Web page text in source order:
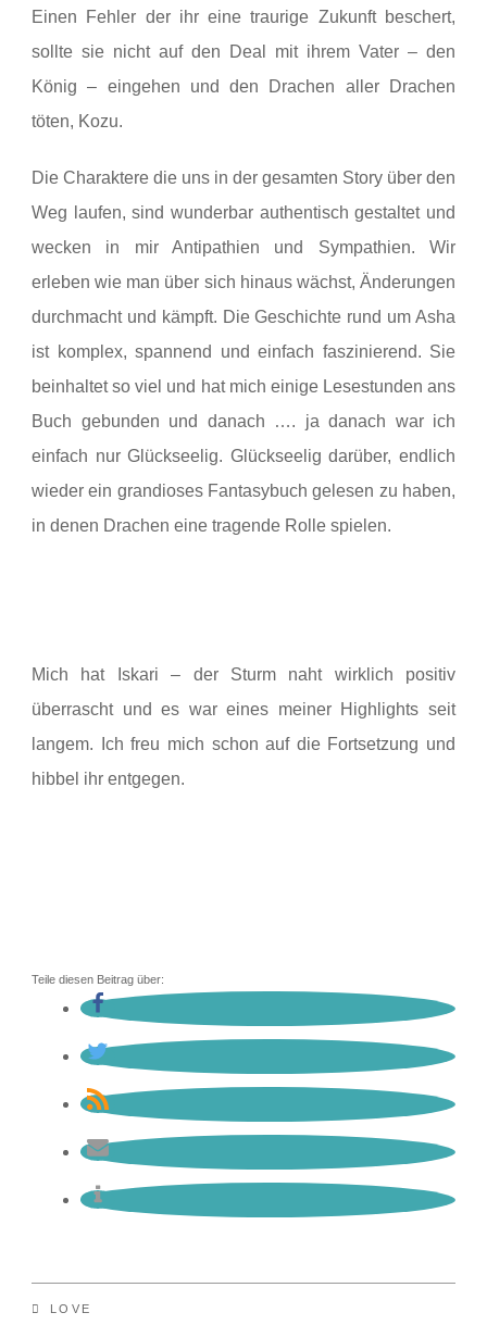
Einen Fehler der ihr eine traurige Zukunft beschert,
sollte sie nicht auf den Deal mit ihrem Vater – den
König – eingehen und den Drachen aller Drachen
töten, Kozu.
Die Charaktere die uns in der gesamten Story über den
Weg laufen, sind wunderbar authentisch gestaltet und
wecken in mir Antipathien und Sympathien. Wir
erleben wie man über sich hinaus wächst, Änderungen
durchmacht und kämpft. Die Geschichte rund um Asha
ist komplex, spannend und einfach faszinierend. Sie
beinhaltet so viel und hat mich einige Lesestunden ans
Buch gebunden und danach …. ja danach war ich
einfach nur Glückseelig. Glückseelig darüber, endlich
wieder ein grandioses Fantasybuch gelesen zu haben,
in denen Drachen eine tragende Rolle spielen.
Mich hat Iskari – der Sturm naht wirklich positiv
überrascht und es war eines meiner Highlights seit
langem. Ich freu mich schon auf die Fortsetzung und
hibbel ihr entgegen.
Teile diesen Beitrag über:
LOVE